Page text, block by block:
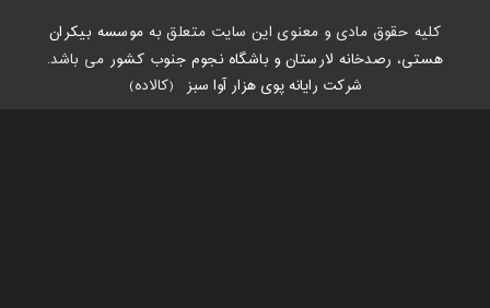
کلیه حقوق مادی و معنوی این سایت متعلق به موسسه بیکران
هستی، رصدخانه لارستان و باشگاه نجوم جنوب کشور می باشد.
شرکت رایانه پوی هزار آوا سبز (کالاده)